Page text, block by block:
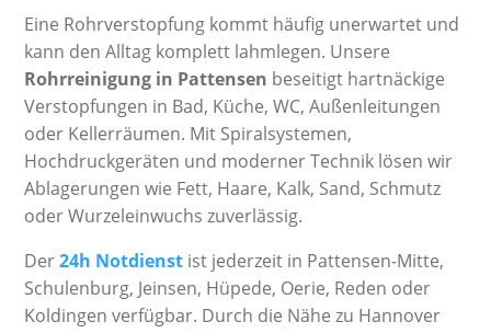
Eine Rohrverstopfung kommt häufig unerwartet und
kann den Alltag komplett lahmlegen. Unsere
Rohrreinigung in Pattensen beseitigt hartnäckige
Verstopfungen in Bad, Küche, WC, Außenleitungen
oder Kellerräumen. Mit Spiralsystemen,
Hochdruckgeräten und moderner Technik lösen wir
Ablagerungen wie Fett, Haare, Kalk, Sand, Schmutz
oder Wurzeleinwuchs zuverlässig.
Der24h Notdienst ist jederzeit in Pattensen-Mitte,
Schulenburg, Jeinsen, Hüpede, Oerie, Reden oder
Koldingen verfügbar. Durch die Nähe zu Hannover